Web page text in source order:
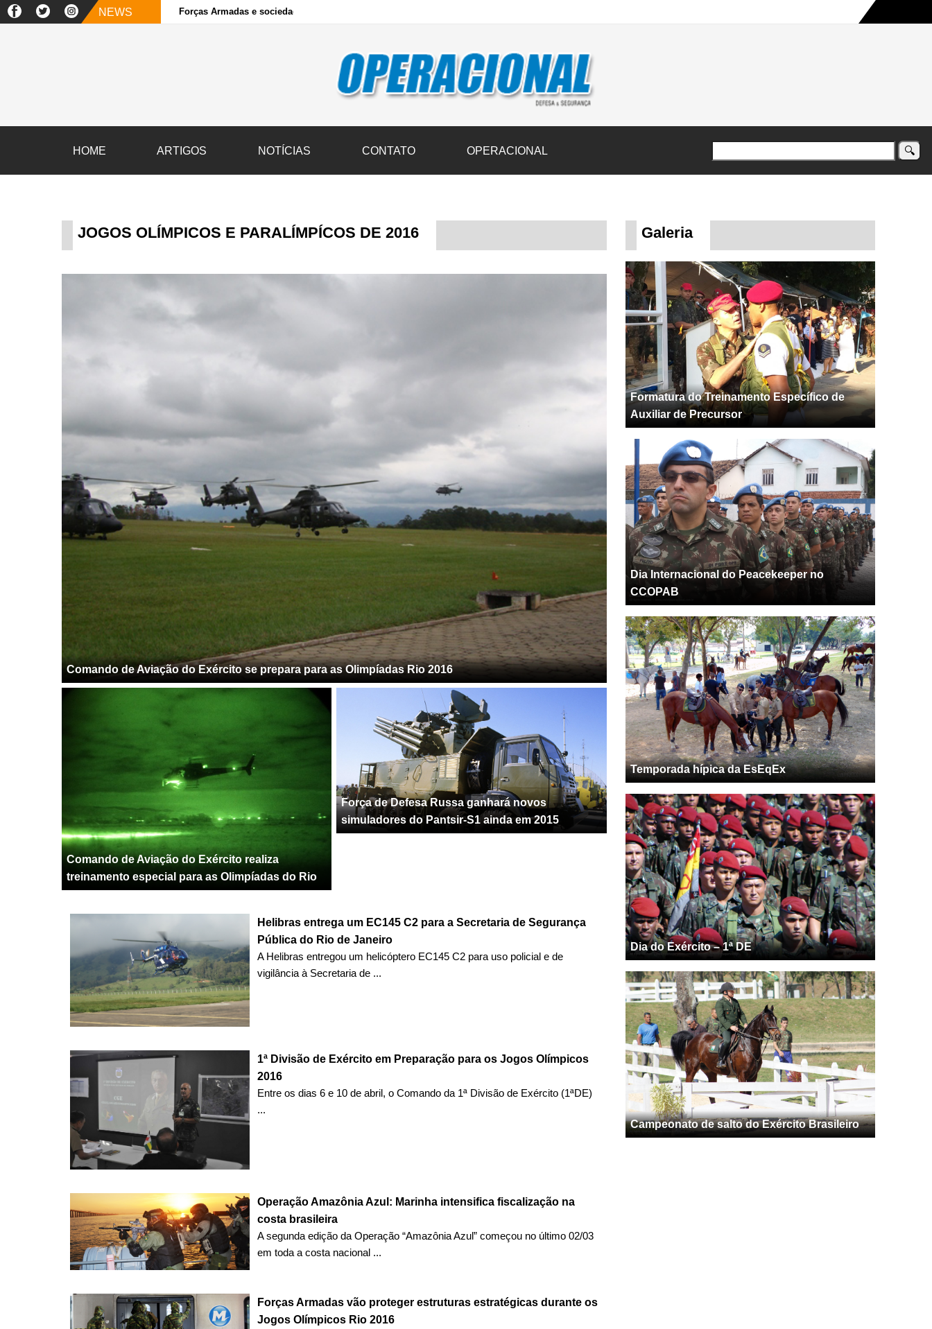
NEWS Forças Armadas e sociedade civil transportam 3,6 mil toneladas de donativos ao Rio Grande do Sul na maior campanha humanitária já registrada no país
HOME ARTIGOS NOTÍCIAS CONTATO OPERACIONAL
JOGOS OLÍMPICOS E PARALÍMPÍCOS DE 2016
Comando de Aviação do Exército se prepara para as Olimpíadas Rio 2016
Comando de Aviação do Exército realiza
treinamento especial para as Olimpíadas do Rio
Força de Defesa Russa ganhará novos
simuladores do Pantsir-S1 ainda em 2015
Helibras entrega um EC145 C2 para a Secretaria de Segurança
Pública do Rio de Janeiro
A Helibras entregou um helicóptero EC145 C2 para uso policial e de
vigilância à Secretaria de ...
1ª Divisão de Exército em Preparação para os Jogos Olímpicos
2016
Entre os dias 6 e 10 de abril, o Comando da 1ª Divisão de Exército (1ªDE)
...
Operação Amazônia Azul: Marinha intensifica fiscalização na
costa brasileira
A segunda edição da Operação “Amazônia Azul” começou no último 02/03
em toda a costa nacional ...
Forças Armadas vão proteger estruturas estratégicas durante os
Jogos Olímpicos Rio 2016
Galeria
Formatura do Treinamento Específico de
Auxiliar de Precursor
Dia Internacional do Peacekeeper no
CCOPAB
Temporada hípica da EsEqEx
Dia do Exército – 1ª DE
Campeonato de salto do Exército Brasileiro